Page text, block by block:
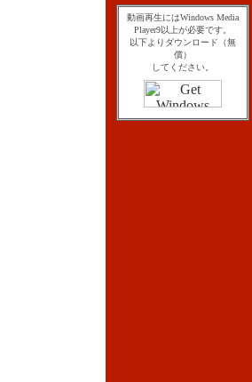
動画再生にはWindows Media
Player9以上が必要です。
以下よりダウンロード（無
償）
してください。